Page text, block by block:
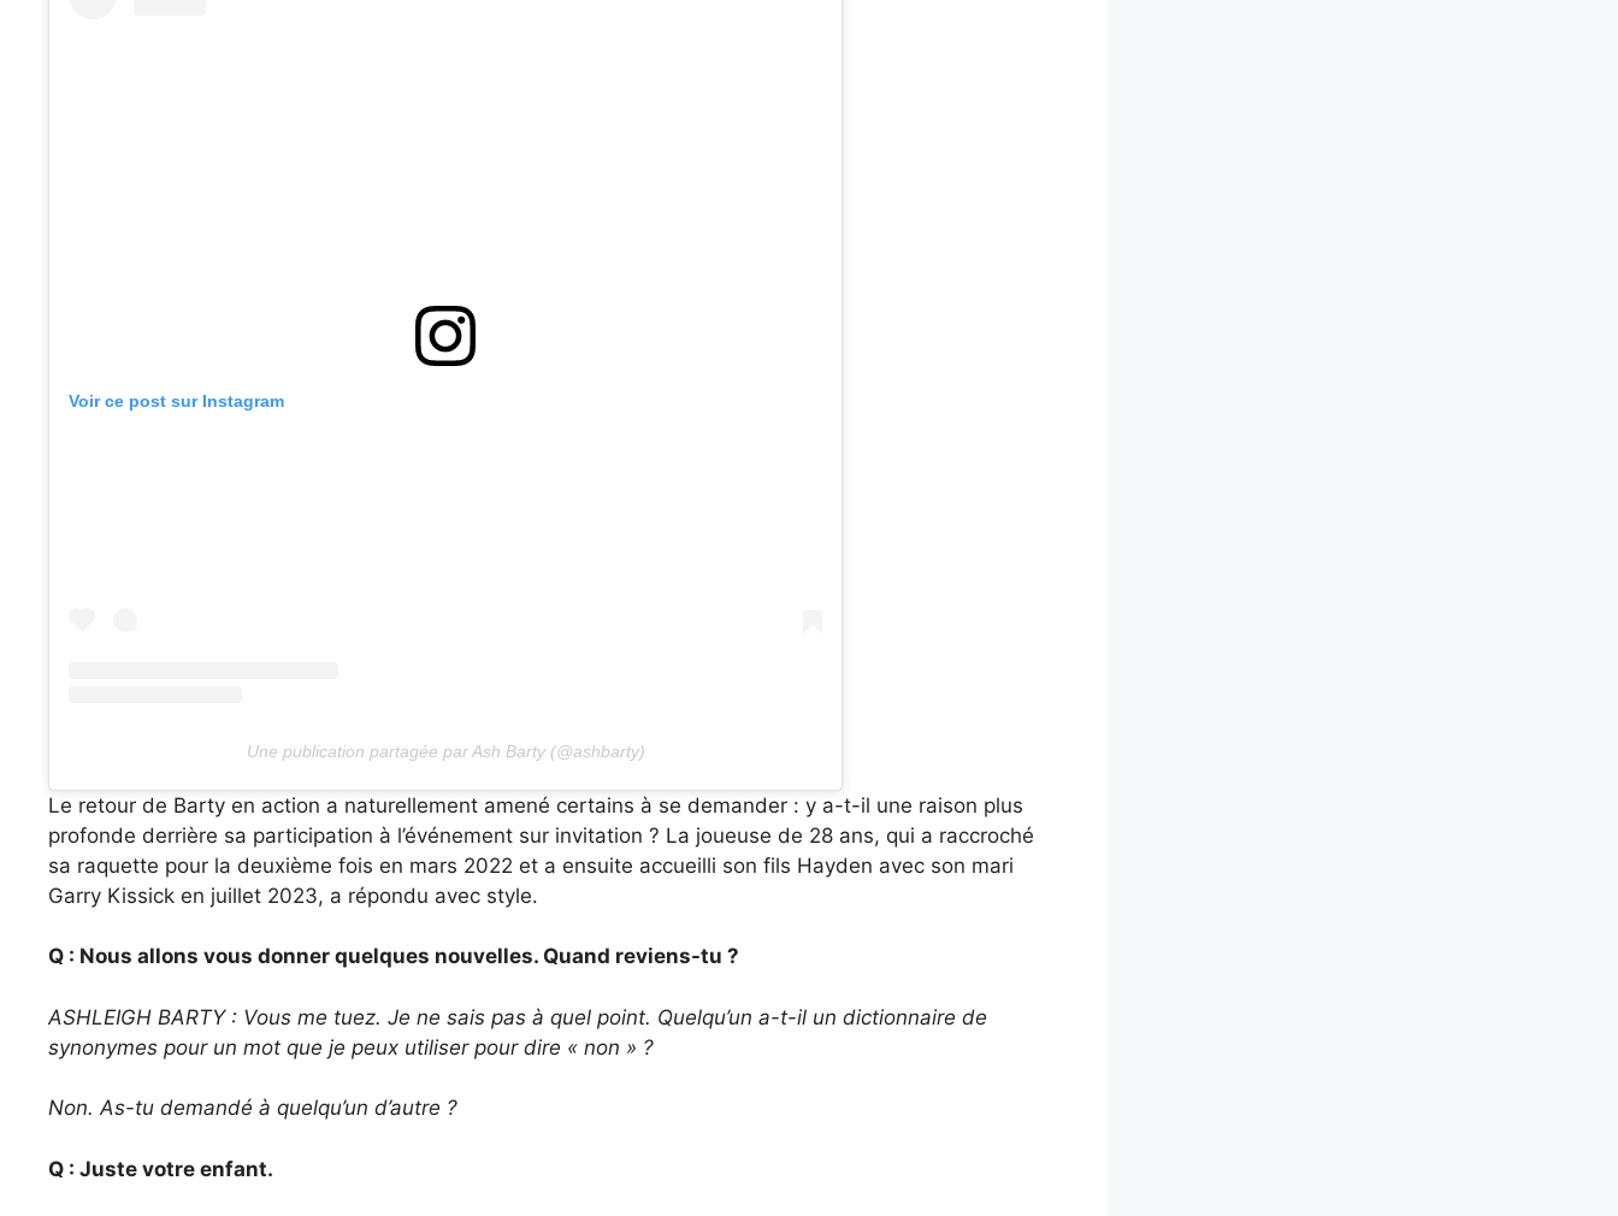
Voir ce post sur Instagram
Une publication partagée par Ash Barty (@ashbarty)
Le retour de Barty en action a naturellement amené certains à se demander : y a-t-il une raison plus
profonde derrière sa participation à l’événement sur invitation ? La joueuse de 28 ans, qui a raccroché
sa raquette pour la deuxième fois en mars 2022 et a ensuite accueilli son fils Hayden avec son mari
Garry Kissick en juillet 2023, a répondu avec style.
Q : Nous allons vous donner quelques nouvelles. Quand reviens-tu ?
ASHLEIGH BARTY : Vous me tuez. Je ne sais pas à quel point. Quelqu’un a-t-il un dictionnaire de
synonymes pour un mot que je peux utiliser pour dire « non » ?
Non. As-tu demandé à quelqu’un d’autre ?
Q : Juste votre enfant.